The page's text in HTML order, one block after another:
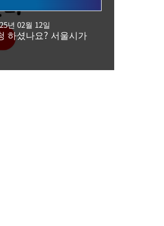
년 02월 12일
하셨나요? 서울시가